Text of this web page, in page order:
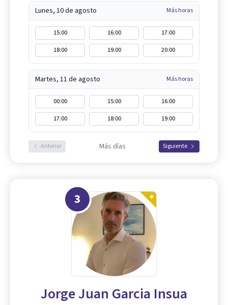
Lunes, 10 de agosto Más horas
15:00 16:00
17:00
18:00
19:00 20:00
Martes, 11 de agosto Más horas
00:00 15:00
16:00
17:00
18:00 19:00
Anterior Más días Siguiente
3
Jorge Juan Garcia Insua